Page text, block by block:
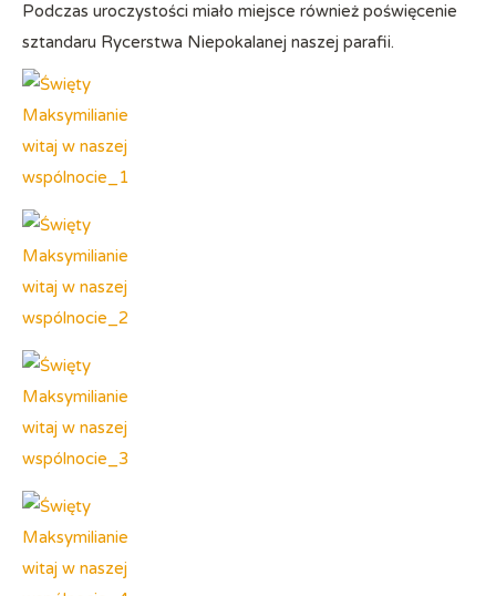
Podczas uroczystości miało miejsce również poświęcenie
sztandaru Rycerstwa Niepokalanej naszej parafii.